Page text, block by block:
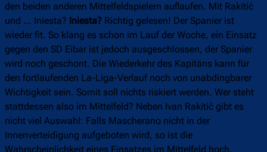
den beiden anderen Mittelfeldspielern auflaufen. Mit Rakitić
und … Iniesta? Iniesta? Richtig gelesen! Der Spanier ist
wieder fit. So klang es schon im Lauf der Woche, ein Einsatz
gegen den SD Eibar ist jedoch ausgeschlossen, der Spanier
wird noch geschont. Die Wiederkehr des Kapitäns kann für
den fortlaufenden La-Liga-Verlauf noch von unabdingbarer
Wichtigkeit sein. Somit soll nichts riskiert werden. Wer steht
stattdessen also im Mittelfeld? Neben Ivan Rakitić gibt es
nicht viel Auswahl: Falls Mascherano nicht in der
Innenverteidigung aufgeboten wird, so ist die
Wahrscheinlichkeit eines Einsatzes im Mittelfeld hoch.